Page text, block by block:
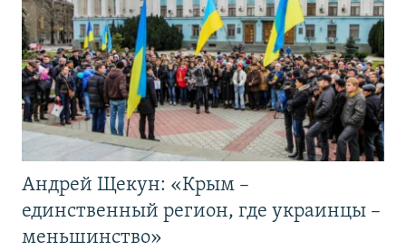
Андрей Щекун: «Крым –
единственный регион, где украинцы –
меньшинство»